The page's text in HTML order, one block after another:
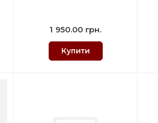
1 950.00 грн.
Купити